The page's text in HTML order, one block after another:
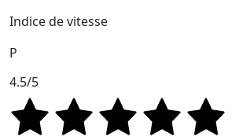
Indice de vitesse
P
4.5/5